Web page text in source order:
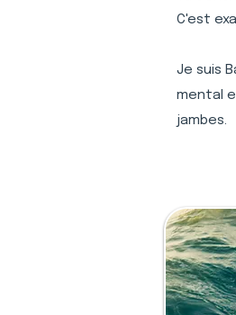
C'est
Je suis
mental
jambes.